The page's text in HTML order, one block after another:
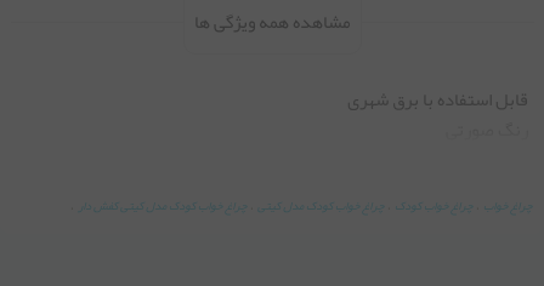
مشاهده همه ویژگی ها
چراغ خواب چراغ خواب کودک چراغ خواب کودک مدل کیتی چراغ خواب کودک مدل کیتی کفش دار